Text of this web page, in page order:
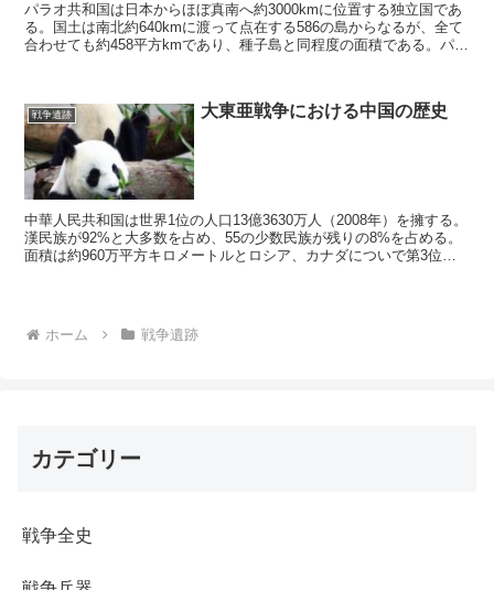
パラオ共和国は日本からほぼ真南へ約3000kmに位置する独立国であ
る。国土は南北約640kmに渡って点在する586の島からなるが、全て
合わせても約458平方kmであり、種子島と同程度の面積である。パラ
戦争遺跡 大東亜戦争における中国の歴史
中華人民共和国は世界1位の人口13億3630万人（2008年）を擁する。
漢民族が92%と大多数を占め、55の少数民族が残りの8%を占める。
面積は約960万平方キロメートルとロシア、カナダについで第3位で
ホーム 戦争遺跡
カテゴリー
戦争全史